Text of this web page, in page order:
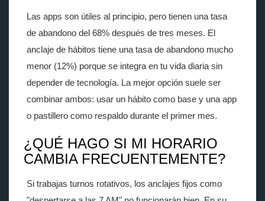
Las apps son útiles al principio, pero tienen una tasa
de abandono del 68% después de tres meses. El
anclaje de hábitos tiene una tasa de abandono mucho
menor (12%) porque se integra en tu vida diaria sin
depender de tecnología. La mejor opción suele ser
combinar ambos: usar un hábito como base y una app
o pastillero como respaldo durante el primer mes.
¿QUÉ HAGO SI MI HORARIO
CAMBIA FRECUENTEMENTE?
Si trabajas turnos rotativos, los anclajes fijos como